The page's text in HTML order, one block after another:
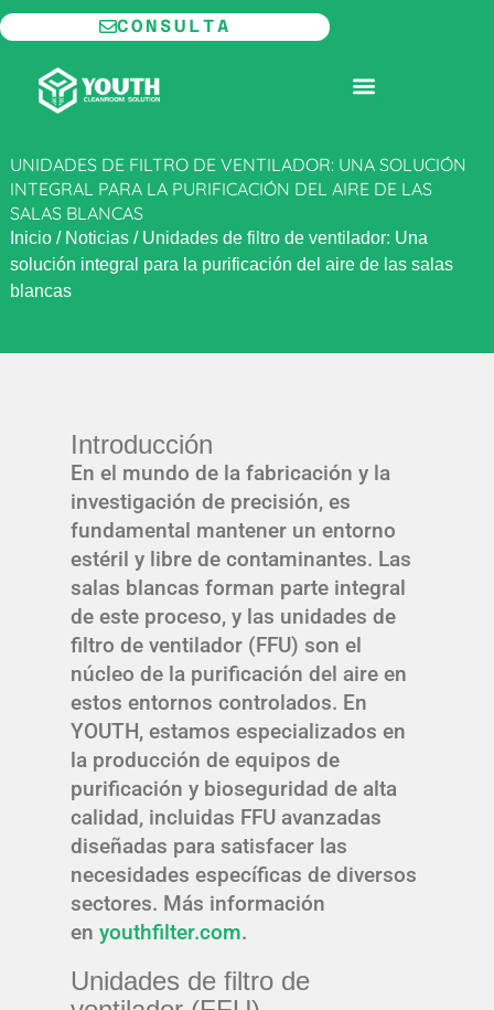
Ir
al
contenido
CONSULTA
UNIDADES DE FILTRO DE VENTILADOR: UNA SOLUCIÓN
INTEGRAL PARA LA PURIFICACIÓN DEL AIRE DE LAS
SALAS BLANCAS
Inicio/ Noticias/ Unidades de filtro de ventilador: Una
solución integral para la purificación del aire de las salas
blancas
Introducción
En el mundo de la fabricación y la
investigación de precisión, es
fundamental mantener un entorno
estéril y libre de contaminantes. Las
salas blancas forman parte integral
de este proceso, y las unidades de
filtro de ventilador (FFU) son el
núcleo de la purificación del aire en
estos entornos controlados. En
YOUTH, estamos especializados en
la producción de equipos de
purificación y bioseguridad de alta
calidad, incluidas FFU avanzadas
diseñadas para satisfacer las
necesidades específicas de diversos
sectores. Más información
en youthfilter.com.
Unidades de filtro de